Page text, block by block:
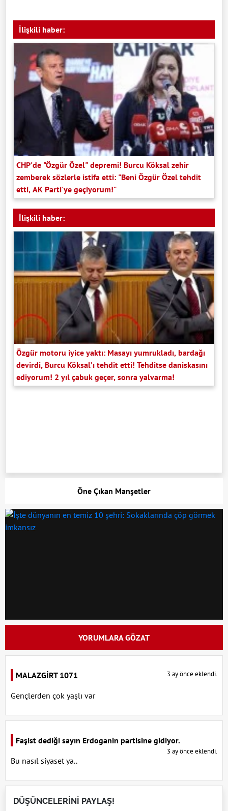
İlişkili haber:
CHP'de "Özgür Özel" depremi! Burcu Köksal zehir
zemberek sözlerle istifa etti: "Beni Özgür Özel tehdit
etti, AK Parti'ye geçiyorum!"
İlişkili haber:
Özgür motoru iyice yaktı: Masayı yumrukladı, bardağı
devirdi, Burcu Köksal’ı tehdit etti! Tehditse daniskasını
ediyorum! 2 yıl çabuk geçer, sonra yalvarma!
Öne Çıkan Manşetler
YORUMLARA GÖZAT
MALAZGİRT 1071 3 ay önce eklendi.
Gençlerden çok yaşlı var
Faşist dediği sayın Erdoganin partisine gidiyor.
3 ay önce eklendi.
Bu nasıl siyaset ya..
DÜŞÜNCELERİNİ PAYLAŞ!